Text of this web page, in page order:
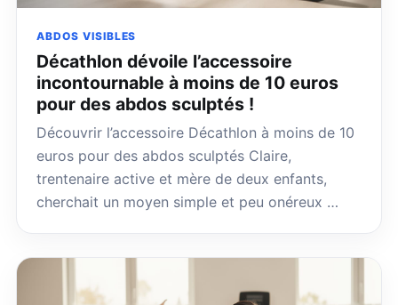
ABDOS VISIBLES
Décathlon dévoile l’accessoire
incontournable à moins de 10 euros
pour des abdos sculptés !
Découvrir l’accessoire Décathlon à moins de 10
euros pour des abdos sculptés Claire,
trentenaire active et mère de deux enfants,
cherchait un moyen simple et peu onéreux …